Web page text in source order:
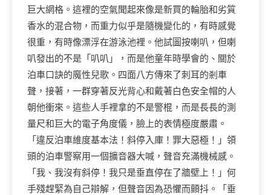
巨大網格。這裡的空氣聞起來像是新買的輪胎和劣質
香水的混合物，而重力似乎是隨機變化的，有時感覺
很重，有時像漂浮在游泳池裡。他試圖按喇叭，但喇
叭發出的不是「叭叭」，而是他童年時學會的、關於
泊車口訣的魔性兒歌。四面八方傳來了刺耳的剎車
聲，接著，一群穿著反光背心和戴著白色安全帽的人
朝他衝來。這些人手裡拿的不是警棍，而是長長的測
量尺和巨大的電子角度儀，臉上的表情極度嚴肅。
「違反泊車維度基本法！斜停入庫！罪大惡極！」領
頭的泊車警察用一個擴音器大喊，聲音充滿機械感。
「我、我沒有斜停！我只是垂直停在了牆壁上！」何
手殘趕緊為自己辯解，但聲音因為恐懼而顫抖。「垂